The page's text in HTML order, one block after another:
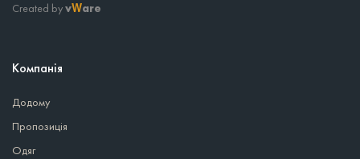
Created byvWare
Компанія
Додому
Пропозиція
Одяг